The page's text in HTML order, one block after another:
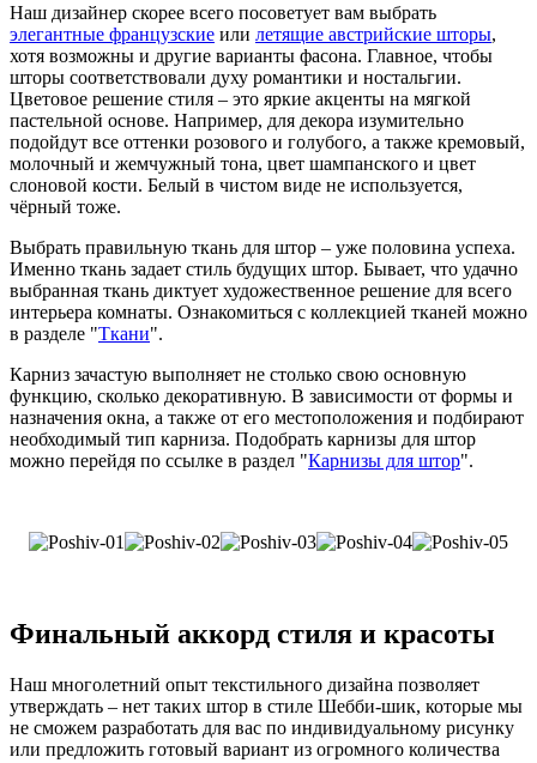
Наш дизайнер скорее всего посоветует вам выбрать
элегантные французские или летящие австрийские шторы,
хотя возможны и другие варианты фасона. Главное, чтобы
шторы соответствовали духу романтики и ностальгии.
Цветовое решение стиля – это яркие акценты на мягкой
пастельной основе. Например, для декора изумительно
подойдут все оттенки розового и голубого, а также кремовый,
молочный и жемчужный тона, цвет шампанского и цвет
слоновой кости. Белый в чистом виде не используется,
чёрный тоже.
Выбрать правильную ткань для штор – уже половина успеха.
Именно ткань задает стиль будущих штор. Бывает, что удачно
выбранная ткань диктует художественное решение для всего
интерьера комнаты. Ознакомиться с коллекцией тканей можно
в разделе "Ткани".
Карниз зачастую выполняет не столько свою основную
функцию, сколько декоративную. В зависимости от формы и
назначения окна, а также от его местоположения и подбирают
необходимый тип карниза. Подобрать карнизы для штор
можно перейдя по ссылке в раздел "Карнизы для штор".
Финальный аккорд стиля и красоты
Наш многолетний опыт текстильного дизайна позволяет
утверждать – нет таких штор в стиле Шебби-шик, которые мы
не сможем разработать для вас по индивидуальному рисунку
или предложить готовый вариант из огромного количества